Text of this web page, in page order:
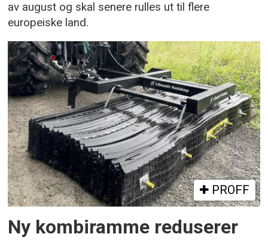
av august og skal senere rulles ut til flere
europeiske land.
PROFF
Ny kombiramme reduserer